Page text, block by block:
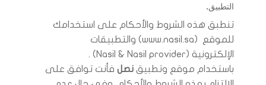
التطبيق.
تنطبق هذه الشروط والأحكام على استخدامك
للموقع ​(www.nasil.sa) والتطبيقات
الإلكترونية (Nasil & Nasil provider) .
باستخدام موقع وتطبيق نصل فأنت توافق على